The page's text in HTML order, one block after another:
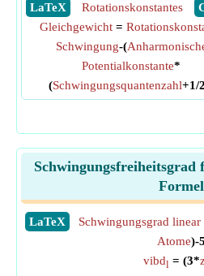
​ LaTeX
Rotationskonstantes
Gleichgewicht =
Schwingung-(
Potentialkonstante*
(Schwingungsquantenzahl+1/
Formel
​LaTeX Schwingungsgrad linear
Atome)-5
vibdl = (3*